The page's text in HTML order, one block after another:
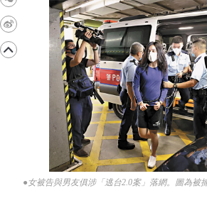
●女被告與男友俱涉「逃台2.0案」落網。圖為被